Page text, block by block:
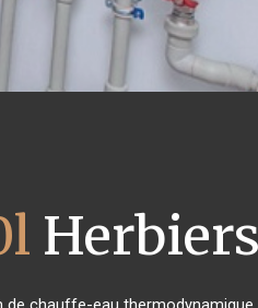
Herbiers